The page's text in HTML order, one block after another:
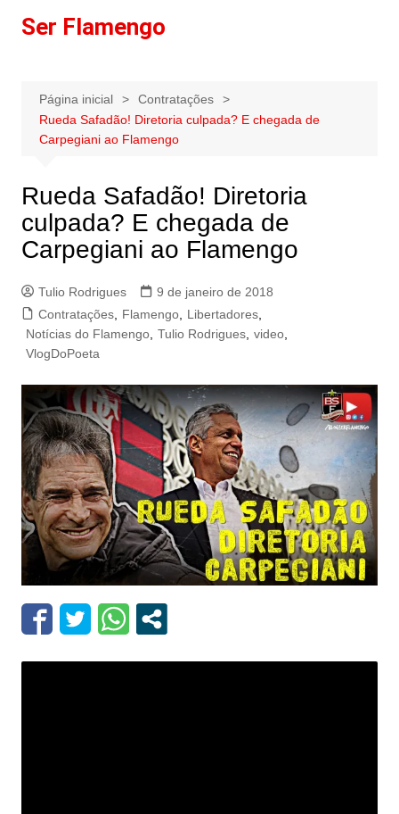
paraSer Flamengo
Página inicial
Contratações
Rueda Safadão! Diretoria culpada? E chegada de
Carpegiani ao Flamengo
Rueda Safadão! Diretoria
culpada? E chegada de
Carpegiani ao Flamengo
Tulio Rodrigues
9 de janeiro de 2018
Contratações, Flamengo, Libertadores,
Notícias do Flamengo, Tulio Rodrigues, video,
VlogDoPoeta